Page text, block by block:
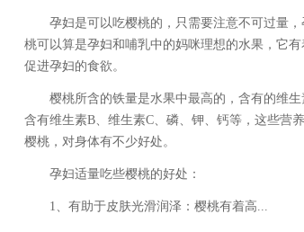
孕妇是可以吃樱桃的，只需要注意不可过量，
桃可以算是孕妇和哺乳中的妈咪理想的水果，它
促进孕妇的食欲。
樱桃所含的铁量是水果中最高的，含有的维生
含有维生素B、维生素C、磷、钾、钙等，这些营
樱桃，对身体有不少好处。
孕妇适量吃些樱桃的好处：
1、有助于皮肤光滑润泽：樱桃有着高...